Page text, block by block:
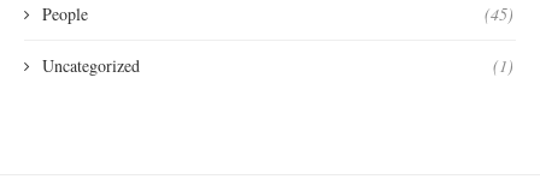
People (45)
Uncategorized (1)